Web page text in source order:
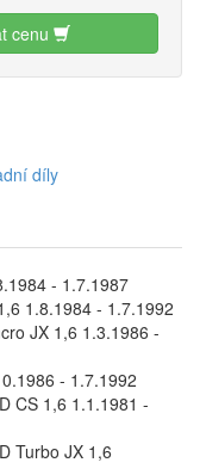
cenu
díly
- 1.7.1987
1.8.1984 - 1.7.1992
JX 1,6 1.3.1986 -
- 1.7.1992
CS 1,6 1.1.1981 -
Turbo JX 1,6